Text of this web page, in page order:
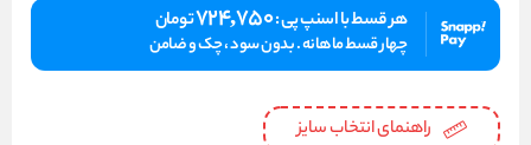
هر قسط با اسنپ پی :724,750تومان
چهار قسط ماهانه . بدون سود ، چک و ضامن
راهنمای انتخاب سایز